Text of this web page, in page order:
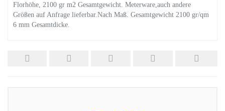
Florhöhe, 2100 gr m2 Gesamtgewicht. Meterware,auch andere
Größen auf Anfrage lieferbar.Nach Maß. Gesamtgewicht 2100 gr/qm
6 mm Gesamtdicke.